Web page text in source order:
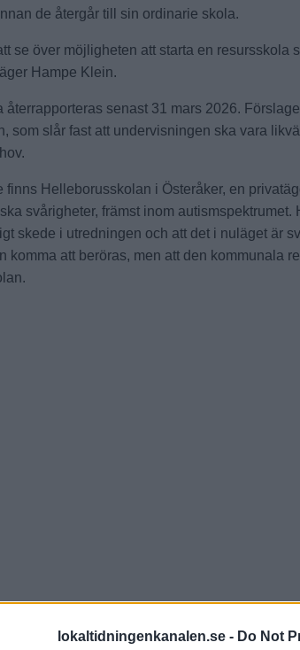
lokaltidningenkanalen.se - Do Not
de återgår till sin ordinarie skola.
se över möjligheten att starta en resursskola
Hampe Klein.
återrapporteras senast 31 mars 2026.
som slår fast att undervisningen ska vara
finns Helleborusskolan i Österåker, en
svårigheter, främst inom autismspektrumet.
skede i utredningen och att det i nuläget är
komma att beröras, men att den kommunala